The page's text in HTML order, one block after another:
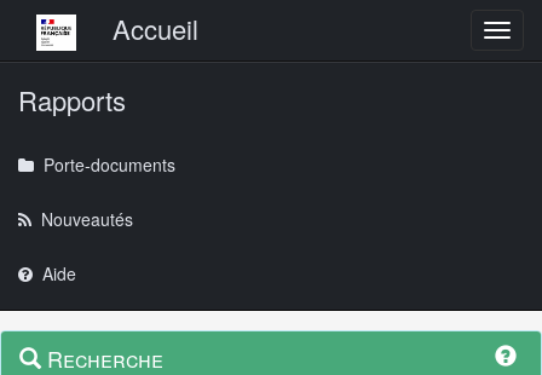
Menu principalAccueil
Rapports
Porte-documents
Nouveautés
Aide
Navigation
Menu
contextuel
Recherche